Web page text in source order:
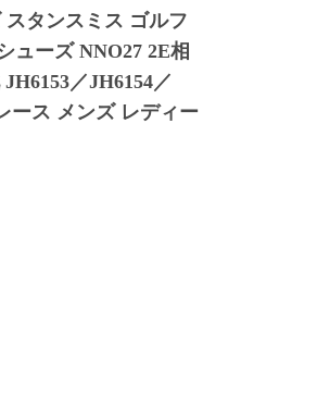
タンスミス ゴルフ
ューズ NNO27 2E相
／JH6154／
ース メンズ レディー